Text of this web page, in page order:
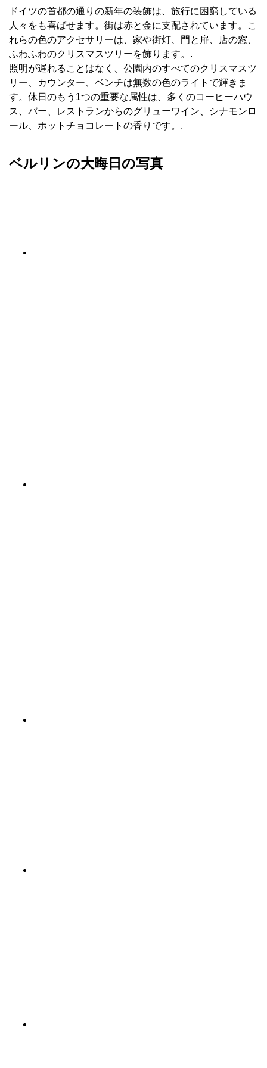
ドイツの首都の通りの新年の装飾は、旅行に困窮している
人々をも喜ばせます。街は赤と金に支配されています。こ
れらの色のアクセサリーは、家や街灯、門と扉、店の窓、
ふわふわのクリスマスツリーを飾ります。.
照明が遅れることはなく、公園内のすべてのクリスマスツ
リー、カウンター、ベンチは無数の色のライトで輝きま
す。休日のもう1つの重要な属性は、多くのコーヒーハウ
ス、バー、レストランからのグリューワイン、シナモンロ
ール、ホットチョコレートの香りです。.
ベルリンの大晦日の写真